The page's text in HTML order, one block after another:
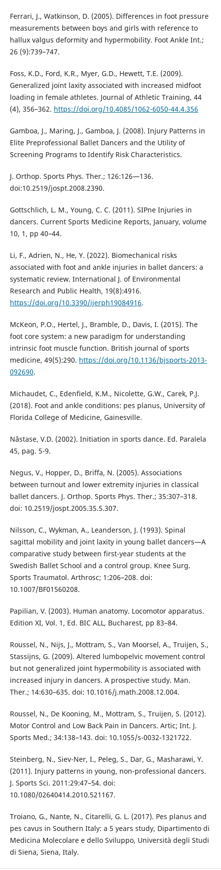
Ferrari, J., Watkinson, D. (2005). Differences in foot pressure
measurements between boys and girls with reference to
hallux valgus deformity and hypermobility. Foot Ankle Int.;
26 (9):739–747.
Foss, K.D., Ford, K.R., Myer, G.D., Hewett, T.E. (2009).
Generalized joint laxity associated with increased midfoot
loading in female athletes. Journal of Athletic Training, 44
(4), 356–362. https://doi.org/10.4085/1062-6050-44.4.356
Gamboa, J., Maring, J., Gamboa, J. (2008). Injury Patterns in
Elite Preprofessional Ballet Dancers and the Utility of
Screening Programs to Identify Risk Characteristics.
J. Orthop. Sports Phys. Ther.; 126:126—136.
doi:10.2519/jospt.2008.2390.
Gottschlich, L. M., Young, C. C. (2011). SIPne Injuries in
dancers. Current Sports Medicine Reports, January, volume
10, 1, pp 40–44.
Li, F., Adrien, N., He, Y. (2022). Biomechanical risks
associated with foot and ankle injuries in ballet dancers: a
systematic review. International J. of Environmental
Research and Public Health, 19(8):4916.
https://doi.org/10.3390/ijerph19084916.
McKeon, P.O., Hertel, J., Bramble, D., Davis, I. (2015). The
foot core system: a new paradigm for understanding
intrinsic foot muscle function. British journal of sports
medicine, 49(5):290. https://doi.org/10.1136/bjsports-2013-
092690.
Michaudet, C., Edenfield, K.M., Nicolette, G.W., Carek, P.J.
(2018). Foot and ankle conditions: pes planus, University of
Florida College of Medicine, Gainesville.
Năstase, V.D. (2002). Initiation in sports dance. Ed. Paralela
45, pag. 5-9.
Negus, V., Hopper, D., Briffa, N. (2005). Associations
between turnout and lower extremity injuries in classical
ballet dancers. J. Orthop. Sports Phys. Ther.; 35:307–318.
doi: 10.2519/jospt.2005.35.5.307.
Nilsson, C., Wykman, A., Leanderson, J. (1993). Spinal
sagittal mobility and joint laxity in young ballet dancers—A
comparative study between first-year students at the
Swedish Ballet School and a control group. Knee Surg.
Sports Traumatol. Arthrosc; 1:206–208. doi:
10.1007/BF01560208.
Papilian, V. (2003). Human anatomy. Locomotor apparatus.
Edition XI, Vol. 1, Ed. BIC ALL, Bucharest, pp 83–84.
Roussel, N., Nijs, J., Mottram, S., Van Moorsel, A., Truijen, S.,
Stassijns, G. (2009). Altered lumbopelvic movement control
but not generalized joint hypermobility is associated with
increased injury in dancers. A prospective study. Man.
Ther.; 14:630–635. doi: 10.1016/j.math.2008.12.004.
Roussel, N., De Kooning, M., Mottram, S., Truijen, S. (2012).
Motor Control and Low Back Pain in Dancers. Artic; Int. J.
Sports Med.; 34:138–143. doi: 10.1055/s-0032-1321722.
Steinberg, N., Siev-Ner, I., Peleg, S., Dar, G., Masharawi, Y.
(2011). Injury patterns in young, non-professional dancers.
J. Sports Sci. 2011:29:47–54. doi:
10.1080/02640414.2010.521167.
Troiano, G., Nante, N., Citarelli, G. L. (2017). Pes planus and
pes cavus in Southern Italy: a 5 years study, Dipartimento di
Medicina Molecolare e dello Sviluppo, Università degli Studi
di Siena, Siena, Italy.